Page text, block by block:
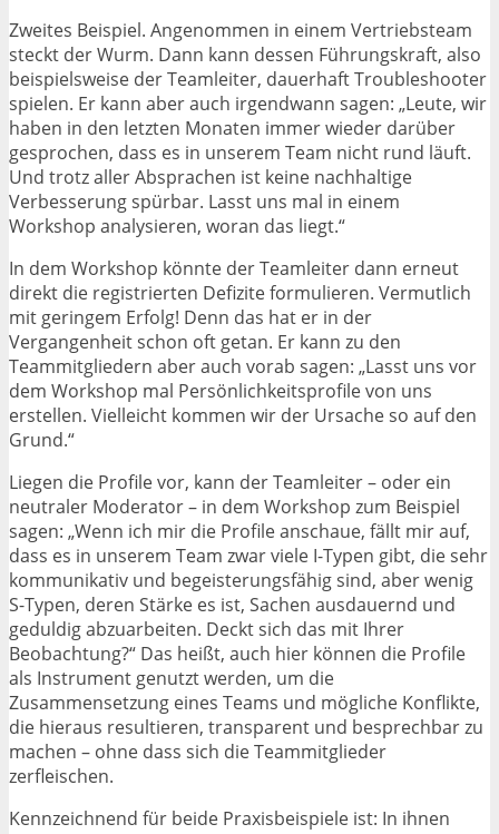
Zweites Beispiel. Angenommen in einem Vertriebsteam
steckt der Wurm. Dann kann dessen Führungskraft, also
beispielsweise der Teamleiter, dauerhaft Troubleshooter
spielen. Er kann aber auch irgendwann sagen: „Leute, wir
haben in den letzten Monaten immer wieder darüber
gesprochen, dass es in unserem Team nicht rund läuft.
Und trotz aller Absprachen ist keine nachhaltige
Verbesserung spürbar. Lasst uns mal in einem
Workshop analysieren, woran das liegt.“
In dem Workshop könnte der Teamleiter dann erneut
direkt die registrierten Defizite formulieren. Vermutlich
mit geringem Erfolg! Denn das hat er in der
Vergangenheit schon oft getan. Er kann zu den
Teammitgliedern aber auch vorab sagen: „Lasst uns vor
dem Workshop mal Persönlichkeitsprofile von uns
erstellen. Vielleicht kommen wir der Ursache so auf den
Grund.“
Liegen die Profile vor, kann der Teamleiter – oder ein
neutraler Moderator – in dem Workshop zum Beispiel
sagen: „Wenn ich mir die Profile anschaue, fällt mir auf,
dass es in unserem Team zwar viele I-Typen gibt, die sehr
kommunikativ und begeisterungsfähig sind, aber wenig
S-Typen, deren Stärke es ist, Sachen ausdauernd und
geduldig abzuarbeiten. Deckt sich das mit Ihrer
Beobachtung?“ Das heißt, auch hier können die Profile
als Instrument genutzt werden, um die
Zusammensetzung eines Teams und mögliche Konflikte,
die hieraus resultieren, transparent und besprechbar zu
machen – ohne dass sich die Teammitglieder
zerfleischen.
Kennzeichnend für beide Praxisbeispiele ist: In ihnen